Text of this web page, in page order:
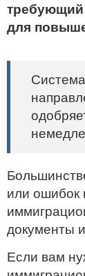
требующий
для
или ошибок
документы
Если вам